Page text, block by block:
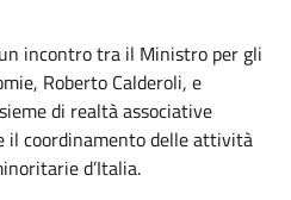
incontro tra il Ministro per gli
Roberto Calderoli, e
di realtà associative
il coordinamento delle attività
d’Italia.